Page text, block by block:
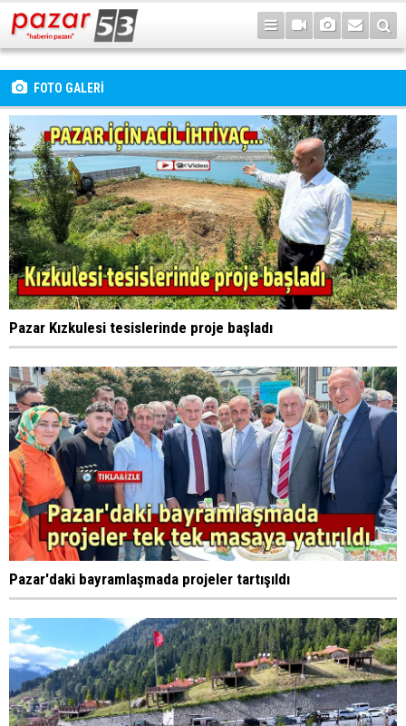
FOTO GALERİ
Pazar Kızkulesi tesislerinde proje başladı
Pazar'daki bayramlaşmada projeler tartışıldı